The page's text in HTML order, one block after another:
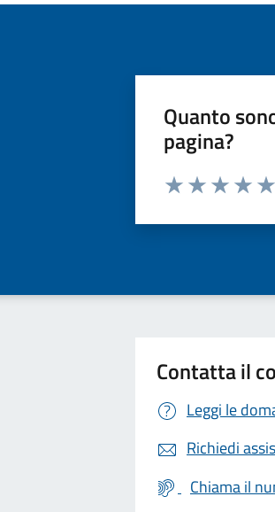
Quanto
pagina?
Valuta da 1 a 5 stelle
Contatta il
Leggi le
Richiedi
Chiama il